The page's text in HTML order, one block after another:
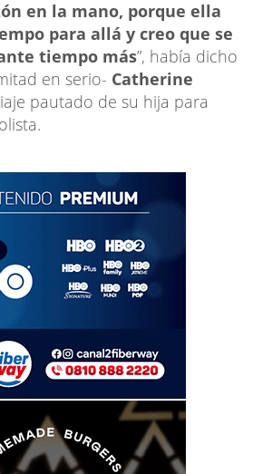
en la mano, porque ella
para allá y creo que se
tiempo más”, había dicho
en serio- Catherine
pautado de su hija para